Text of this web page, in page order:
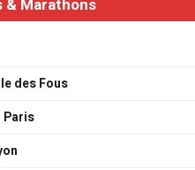
& Marathons
des Fous
Paris